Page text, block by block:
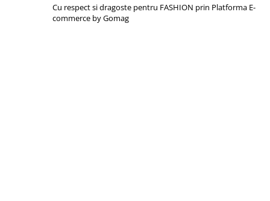
Cu respect si dragoste pentru FASHION prin Platforma E-
commerce by Gomag